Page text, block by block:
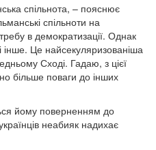
спільнота, – пояснює
спільноти на
в демократизації. Однак
інше. Це найсекуляризованіша
Сході. Гадаю, з цієї
більше поваги до інших
йому поверненням до
неабияк надихає